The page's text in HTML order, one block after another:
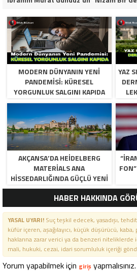
MODERN DÜNYANIN YENI
PANDEMISI: KÜRESEL
YORGUNLUK SALGINI KAPIDA
YAZ
AKÇANSA’DA HEIDELBERG
MATERIALS ANA
HISSEDARLIĞINDA GÜÇLÜ YENI
DÖNEM BAŞLIYOR
HABER HAKKINDA
YASAL UYARI!Suç teşkil edecek, yasadışı,
küfür içeren, aşağılayıcı, küçük düşürücü,
haklarına zarar verici ya da benzeri
mali, hukuki, cezai, idari sorumluluk içeriği
Yorum yapabilmek için giriş yapmalısınız.